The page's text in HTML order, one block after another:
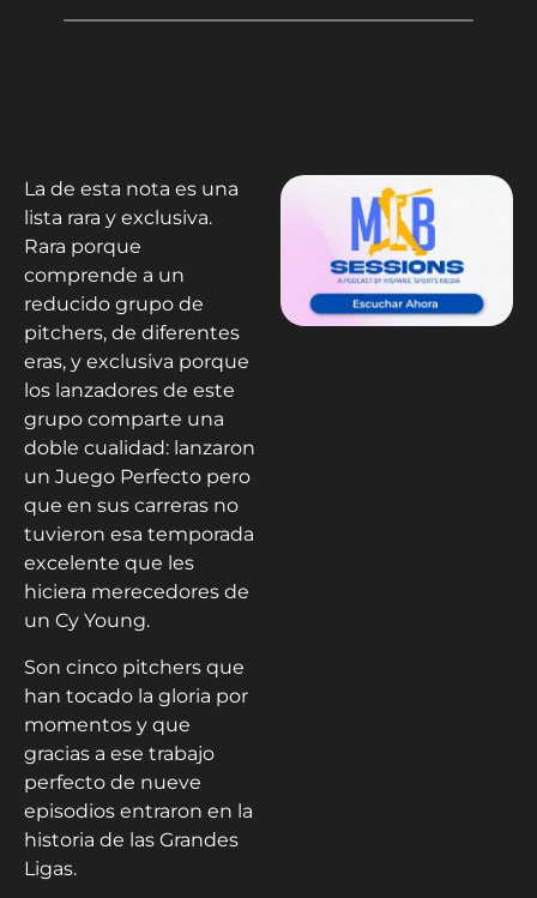
La de esta nota es una
lista rara y exclusiva.
Rara porque
comprende a un
reducido grupo de
pitchers, de diferentes
eras, y exclusiva porque
los lanzadores de este
grupo comparte una
doble cualidad: lanzaron
un Juego Perfecto pero
que en sus carreras no
tuvieron esa temporada
excelente que les
hiciera merecedores de
un Cy Young.
Son cinco pitchers que
han tocado la gloria por
momentos y que
gracias a ese trabajo
perfecto de nueve
episodios entraron en la
historia de las Grandes
Ligas.